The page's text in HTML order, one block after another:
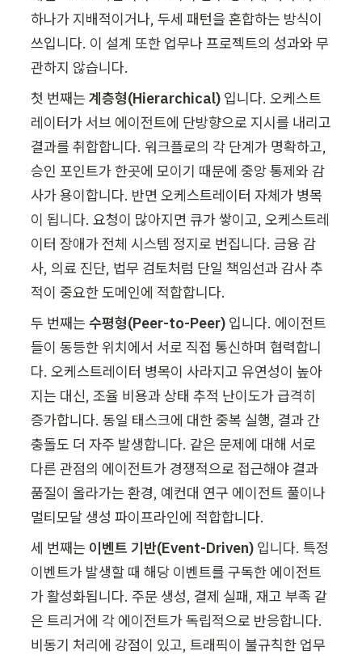
하나가 지배적이거나, 두세 패턴을 혼합하는 방식이
쓰입니다. 이 설계 또한 업무나 프로젝트의 성과와 무
관하지 않습니다.
첫 번째는 계층형(Hierarchical) 입니다. 오케스트
레이터가 서브 에이전트에 단방향으로 지시를 내리고
결과를 취합합니다. 워크플로의 각 단계가 명확하고,
승인 포인트가 한곳에 모이기 때문에 중앙 통제와 감
사가 용이합니다. 반면 오케스트레이터 자체가 병목
이 됩니다. 요청이 많아지면 큐가 쌓이고, 오케스트레
이터 장애가 전체 시스템 정지로 번집니다. 금융 감
사, 의료 진단, 법무 검토처럼 단일 책임선과 감사 추
적이 중요한 도메인에 적합합니다.
두 번째는 수평형(Peer-to-Peer) 입니다. 에이전트
들이 동등한 위치에서 서로 직접 통신하며 협력합니
다. 오케스트레이터 병목이 사라지고 유연성이 높아
지는 대신, 조율 비용과 상태 추적 난이도가 급격히
증가합니다. 동일 태스크에 대한 중복 실행, 결과 간
충돌도 더 자주 발생합니다. 같은 문제에 대해 서로
다른 관점의 에이전트가 경쟁적으로 접근해야 결과
품질이 올라가는 환경, 예컨대 연구 에이전트 풀이나
멀티모달 생성 파이프라인에 적합합니다.
세 번째는 이벤트 기반(Event-Driven) 입니다. 특정
이벤트가 발생할 때 해당 이벤트를 구독한 에이전트
가 활성화됩니다. 주문 생성, 결제 실패, 재고 부족 같
은 트리거에 각 에이전트가 독립적으로 반응합니다.
비동기 처리에 강점이 있고, 트래픽이 불규칙한 업무